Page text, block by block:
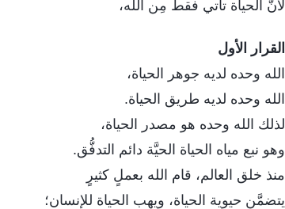
لأنَّ الحياة تأتي فقط مِن الله،
القرار الأول
الله وحده لديه جوهر الحياة،
الله وحده لديه طريق الحياة.
لذلك الله وحده هو مصدر الحياة،
وهو نبع مياه الحياة الحيَّة دائم التدفُّق.
منذ خلق العالم، قام الله بعملٍ كثيرٍ
يتضمَّن حيوية الحياة، ويهب الحياة للإنسان؛